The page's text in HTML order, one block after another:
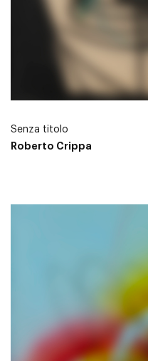
Senza titolo
Roberto Crippa